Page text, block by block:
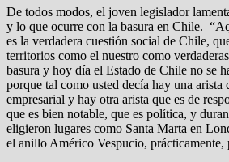
De todos modos, el joven legislador
y lo que ocurre con la basura en Chile.
es la verdadera cuestión social de Chile,
territorios como el nuestro como
basura y hoy día el Estado de Chile no se
porque tal como usted decía hay una arista
empresarial y hay otra arista que es de
que es bien notable, que es política, y
eligieron lugares como Santa Marta en
el anillo Américo Vespucio, prácticamente,